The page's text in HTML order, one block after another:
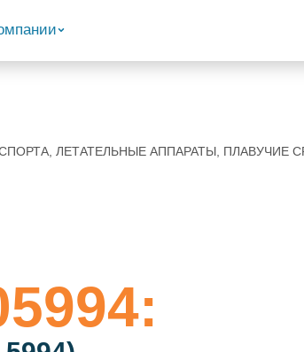
ЛЕТАТЕЛЬНЫЕ АППАРАТЫ, ПЛАВУЧИЕ